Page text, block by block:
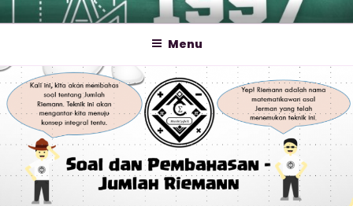
Lompat
ke MATHCYBER1997
God used beautiful mathematics in creating the world – Paul
Menu